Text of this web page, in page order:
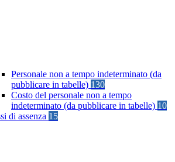
Personale non a tempo indeterminato (da
pubblicare in tabelle) 130
Costo del personale non a tempo
indeterminato (da pubblicare in tabelle) 10
di assenza 15